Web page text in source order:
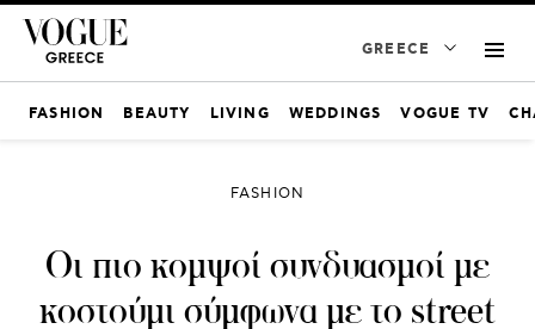
GREECE
FASHION BEAUTY LIVING WEDDINGS VOGUE TV
FASHION
Οι πιο κομψοί συνδυασμοί με
κοστούμι σύμφωνα με το street